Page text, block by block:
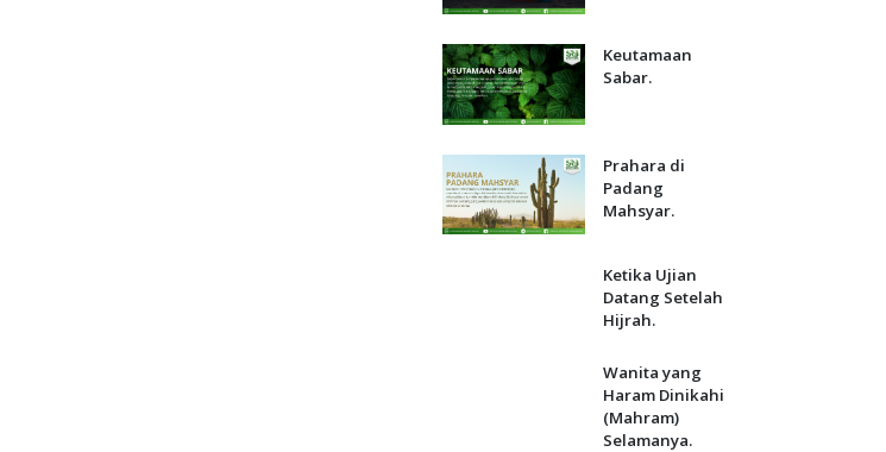
Keutamaan
Sabar.
Prahara di
Padang
Mahsyar.
Ketika Ujian
Datang Setelah
Hijrah.
Wanita yang
Haram Dinikahi
(Mahram)
Selamanya.